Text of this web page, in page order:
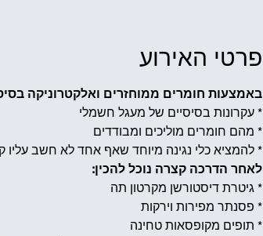
פרטי האירוע
באמצעות חומרים ממוחזרים ואלקטרוניקה
* עקרונות בסיסיים של מעגל חשמלי
* מהם חומרים מוליכים ומבודדים
* להמציא כלי נגינה מיוחד שאף אחד לא חשב עליו
לאחר הדרכה קצרה נוכל להכין:
* גיטרת דיסטורשן מקרטון תה
* פסנתר מפירות וירקות
* תופים מקופסאות טחינה